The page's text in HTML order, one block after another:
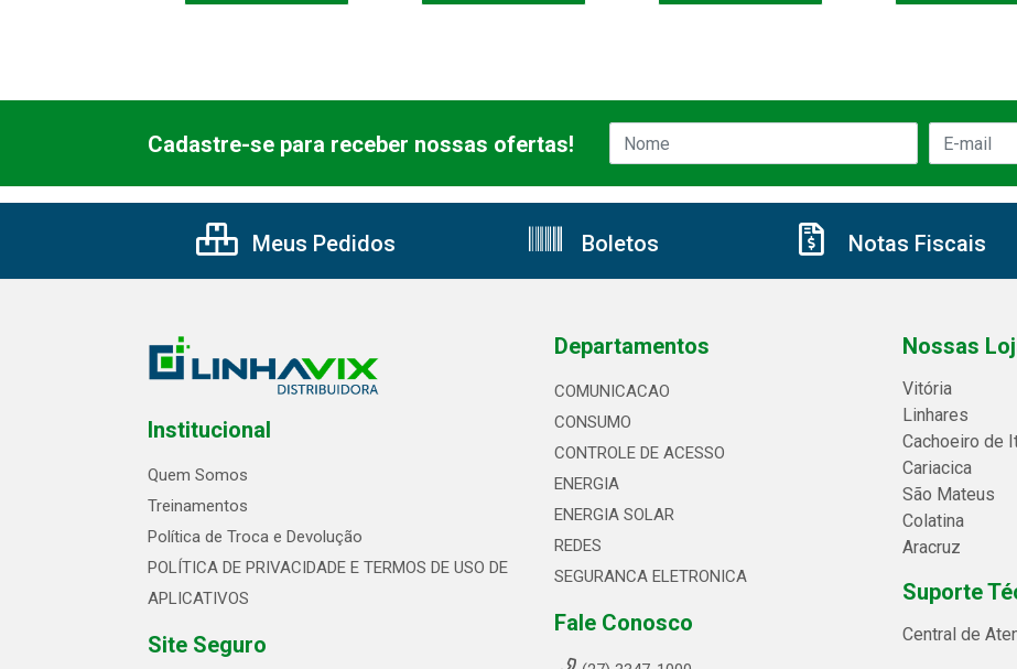
Cadastre-se para receber nossas ofertas!
Meus Pedidos Boletos Notas Fiscais
Institucional
Quem Somos
Treinamentos
Política de Troca e Devolução
POLÍTICA DE PRIVACIDADE E TERMOS DE USO DE
APLICATIVOS
Site Seguro
Departamentos
COMUNICACAO
CONSUMO
CONTROLE DE ACESSO
ENERGIA
ENERGIA SOLAR
REDES
SEGURANCA ELETRONICA
Fale Conosco
Nossas
Vitória
Linhares
Cachoeiro de
Cariacica
São Mateus
Colatina
Aracruz
Suporte
Central de